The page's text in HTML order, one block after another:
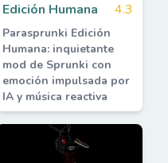
Edición Humana
4.3
Parasprunki Edición
Humana: inquietante
mod de Sprunki con
emoción impulsada por
IA y música reactiva